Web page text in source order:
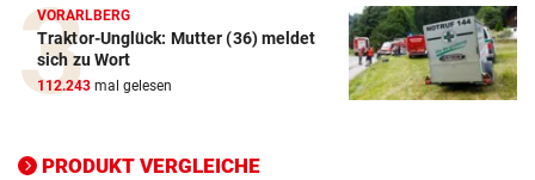
VORARLBERG
Traktor-Unglück: Mutter (36) meldet
sich zu Wort
112.243 mal gelesen
PRODUKT VERGLEICHE
Elektro-Scooter Vergleich
ZUM VERGLEICH
ZUM VERGLEICH